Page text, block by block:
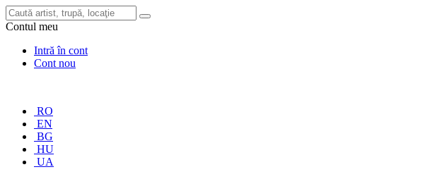
Contul meu
Intră în cont
Cont nou
RO
EN
BG
HU
UA